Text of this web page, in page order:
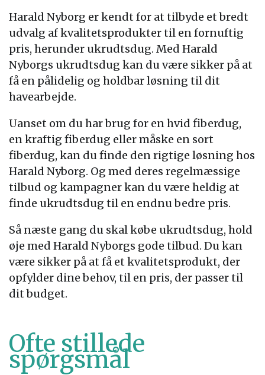
Harald Nyborg er kendt for at tilbyde et bredt
udvalg af kvalitetsprodukter til en fornuftig
pris, herunder ukrudtsdug. Med Harald
Nyborgs ukrudtsdug kan du være sikker på at
få en pålidelig og holdbar løsning til dit
havearbejde.
Uanset om du har brug for en hvid fiberdug,
en kraftig fiberdug eller måske en sort
fiberdug, kan du finde den rigtige løsning hos
Harald Nyborg. Og med deres regelmæssige
tilbud og kampagner kan du være heldig at
finde ukrudtsdug til en endnu bedre pris.
Så næste gang du skal købe ukrudtsdug, hold
øje med Harald Nyborgs gode tilbud. Du kan
være sikker på at få et kvalitetsprodukt, der
opfylder dine behov, til en pris, der passer til
dit budget.
Ofte stillede
spørgsmål